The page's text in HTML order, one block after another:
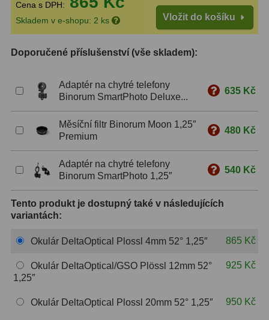
S mřížkou6
Barlow
Měsíční a Polarizační24
Sluneční 44
CLS a UHC13
Hβ4
SII2
Cena s DPH:
Skladem v e-shopu: 2 ks Vložit do košíku
Doporučené příslušenství (vše skladem):
Adaptér na chytré telefony
Binorum SmartPhoto Deluxe...
635 Kč
Měsíční filtr Binorum Moon 1,25″
Premium
480 Kč
Adaptér na chytré telefony
Binorum SmartPhoto 1,25″
540 Kč
Tento produkt je dostupný také v následujících
variantách:
Okulár DeltaOptical Plossl 4mm 52° 1,25″ 865 Kč
Okulár DeltaOptical/GSO Plössl 12mm 52°
1,25″
925 Kč
Okulár DeltaOptical Plossl 20mm 52° 1,25″ 950 Kč